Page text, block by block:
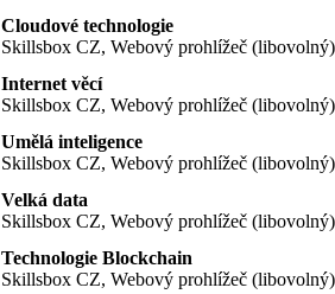
Cloudové technologie
Skillsbox CZ, Webový prohlížeč
Internet věcí
Skillsbox CZ, Webový prohlížeč
Umělá inteligence
Skillsbox CZ, Webový prohlížeč
Velká data
Skillsbox CZ, Webový prohlížeč
Technologie Blockchain
Skillsbox CZ, Webový prohlížeč